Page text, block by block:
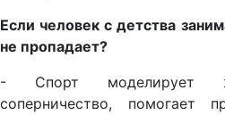
Если человек с детства
не пропадает?
- Спорт моделирует
соперничество, помогает